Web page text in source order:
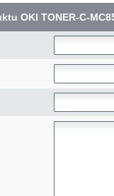
OKI TONER-C-